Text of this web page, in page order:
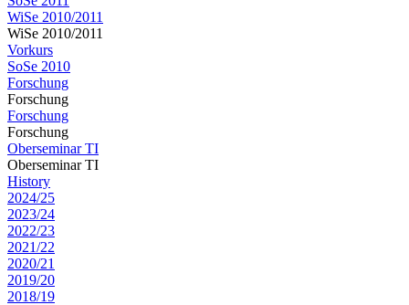
WiSe 2010/2011
WiSe 2010/2011
Vorkurs
SoSe 2010
Forschung
Forschung
Forschung
Forschung
Oberseminar TI
Oberseminar TI
History
2024/25
2023/24
2022/23
2021/22
2020/21
2019/20
2018/19